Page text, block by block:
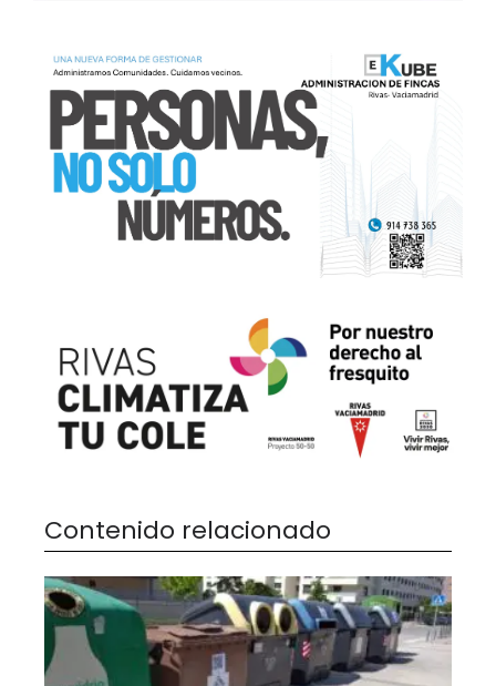
Contenido relacionado